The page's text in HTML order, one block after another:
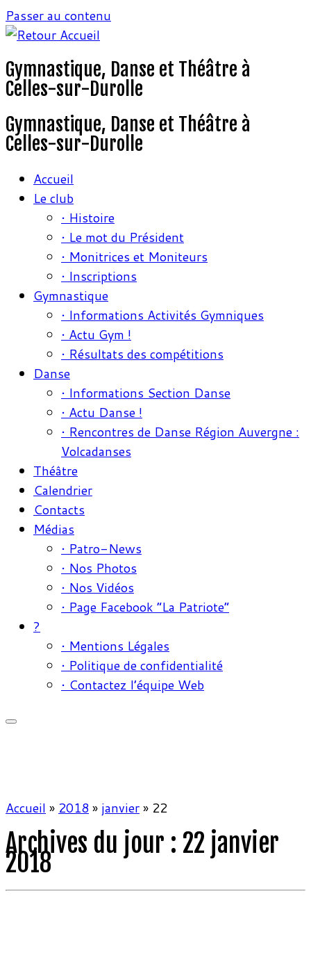
Passer au contenu
Gymnastique, Danse et Théâtre à
Celles-sur-Durolle
Gymnastique, Danse et Théâtre à
Celles-sur-Durolle
Accueil
Le club
• Histoire
• Le mot du Président
• Monitrices et Moniteurs
• Inscriptions
Gymnastique
• Informations Activités Gymniques
• Actu Gym !
• Résultats des compétitions
Danse
• Informations Section Danse
• Actu Danse !
• Rencontres de Danse Région Auvergne :
Volcadanses
Théâtre
Calendrier
Contacts
Médias
• Patro-News
• Nos Photos
• Nos Vidéos
• Page Facebook “La Patriote”
?
• Mentions Légales
• Politique de confidentialité
• Contactez l’équipe Web
Accueil » 2018 » janvier» 22
Archives du jour : 22 janvier
2018